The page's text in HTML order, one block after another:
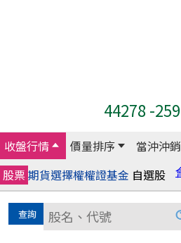
44278 -259
收盤行情 價量排序 當沖沖銷
股票期貨選擇權權證基金 自選股